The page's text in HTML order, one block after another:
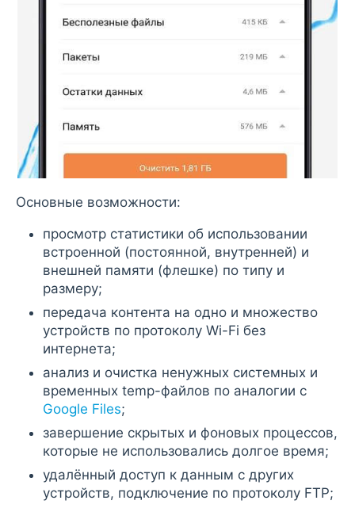
Основные возможности:
просмотр статистики об использовании
встроенной (постоянной, внутренней) и
внешней памяти (флешке) по типу и
размеру;
передача контента на одно и множество
устройств по протоколу Wi-Fi без
интернета;
анализ и очистка ненужных системных и
временных temp-файлов по аналогии с
Google Files;
завершение скрытых и фоновых процессов,
которые не использовались долгое время;
удалённый доступ к данным с других
устройств, подключение по протоколу FTP;